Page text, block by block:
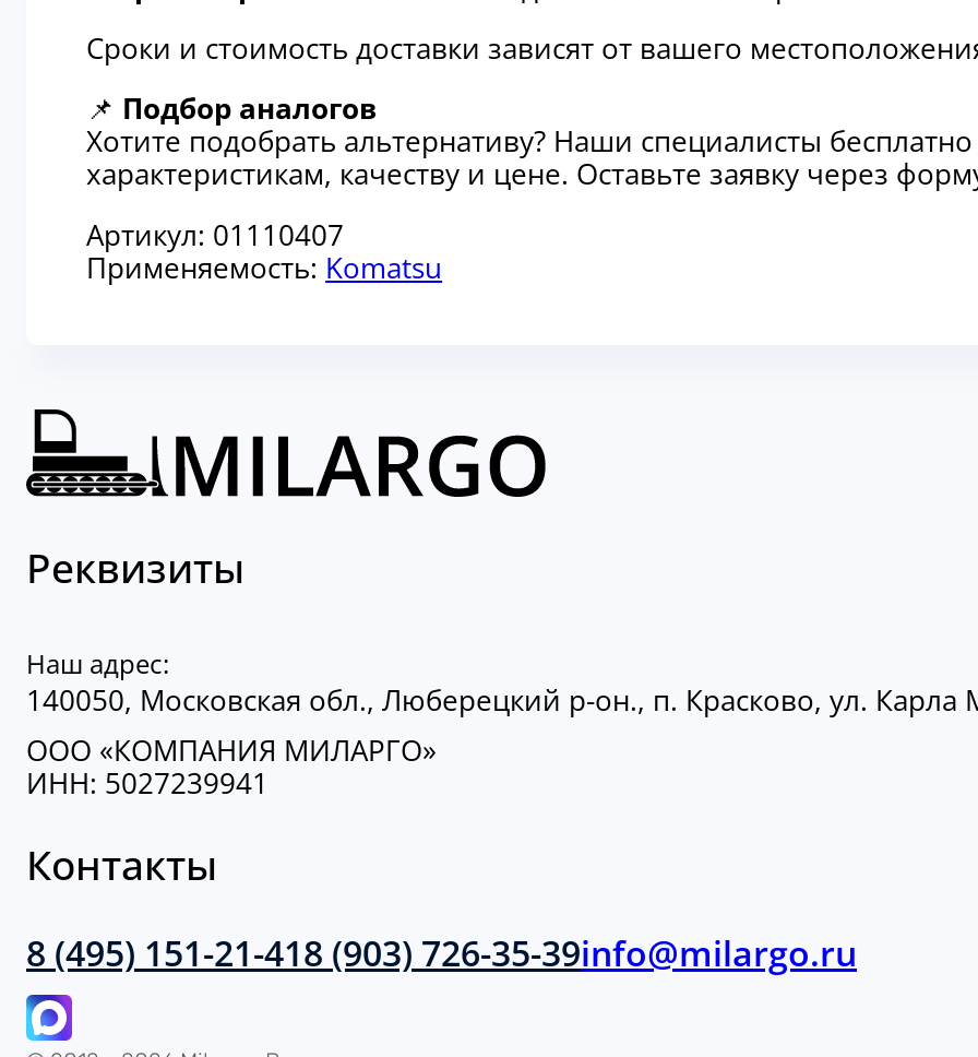
Сроки и стоимость доставки зависят от вашего
📌 Подбор аналогов
Хотите подобрать альтернативу? Наши специалисты
характеристикам, качеству и цене. Оставьте заявку через
Артикул: 01110407
Применяемость: Komatsu
Реквизиты
Наш адрес:
140050, Московская обл., Люберецкий р-он., п. Красково, ул. Карла
ООО «КОМПАНИЯ МИЛАРГО»
ИНН: 5027239941
Контакты
8 (495) 151-21-418 (903) 726-35-39info@milargo.ru